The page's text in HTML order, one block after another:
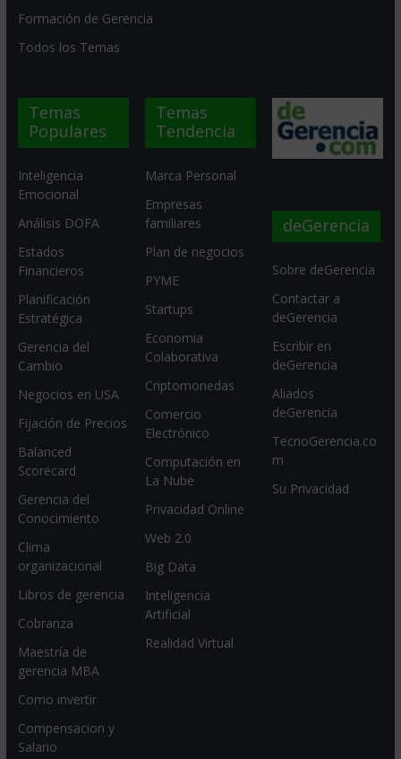
Formación de Gerencia
Todos los Temas
Temas
Populares
Inteligencia
Emocional
Análisis DOFA
Estados
Financieros
Planificación
Estratégica
Gerencia del
Cambio
Negocios en USA
Fijación de Precios
Balanced
Scorecard
Gerencia del
Conocimiento
Clima
organizacional
Libros de gerencia
Cobranza
Maestría de
gerencia MBA
Como invertir
Compensacion y
Salario
Temas
Tendencia
Marca Personal
Empresas
familiares
Plan de negocios
PYME
Startups
Economia
Colaborativa
Criptomonedas
Comercio
Electrónico
Computación en
La Nube
Privacidad Online
Web 2.0
Big Data
Inteligencia
Artificial
Realidad Virtual
deGerencia
Sobre deGerencia
Contactar a
deGerencia
Escribir en
deGerencia
Aliados
deGerencia
TecnoGerencia.co
m
Su Privacidad